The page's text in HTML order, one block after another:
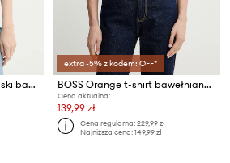
BOSS Orange T-shirt damski bawełniany C Elove embro
extra -5% z kodem: OFF*
BOSS Orange t-shirt bawełniany C Elove 1
Cena aktualna:
139,99 zł
Cena regularna:229,99 zł
Najniższa cena:149,99 zł